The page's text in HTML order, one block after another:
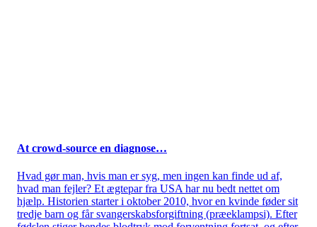
At crowd-source en diagnose…
Hvad gør man, hvis man er syg, men ingen kan finde ud af,
hvad man fejler? Et ægtepar fra USA har nu bedt nettet om
hjælp. Historien starter i oktober 2010, hvor en kvinde føder sit
tredje barn og får svangerskabsforgiftning (præeklampsi). Efter